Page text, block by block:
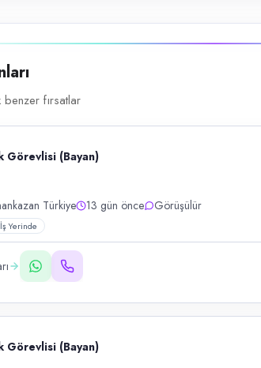
fırsatlar
Görevlisi (Bayan)
Türkiye
13 gün önce Görüşülür
İş Yerinde
Görevlisi (Bayan)